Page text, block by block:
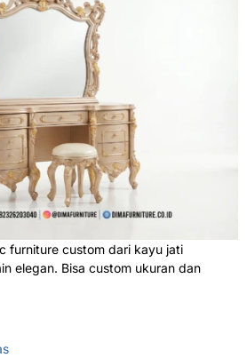
furniture custom dari kayu jati
elegan. Bisa custom ukuran dan